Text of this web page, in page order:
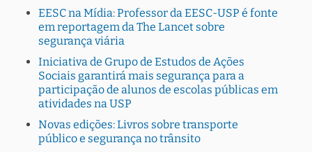
EESC na Mídia: Professor da EESC-USP é fonte
em reportagem da The Lancet sobre
segurança viária
Iniciativa de Grupo de Estudos de Ações
Sociais garantirá mais segurança para a
participação de alunos de escolas públicas em
atividades na USP
Novas edições: Livros sobre transporte
público e segurança no trânsito